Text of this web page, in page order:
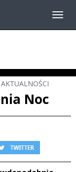
data: user (path: ) in
AKTUALNOŚCI
Noc